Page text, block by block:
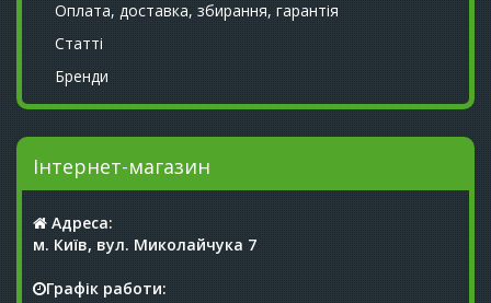
Оплата, доставка, збирання, гарантія
Статті
Бренди
Інтернет-магазин
Адреса:
м. Київ, вул. Миколайчука 7
Графік работи: